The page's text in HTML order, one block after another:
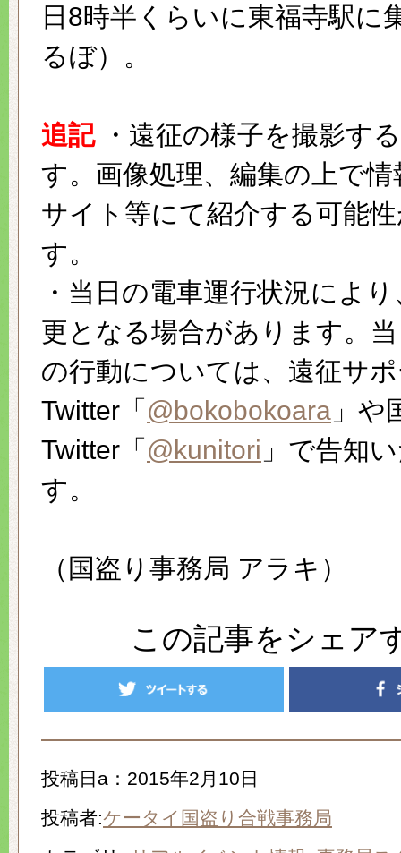
日8時半くらいに東福寺駅に
るぼ）。
追記・遠征の様子を撮影す
す。画像処理、編集の上で
サイト等にて紹介する可能
す。
・当日の電車運行状況によ
更となる場合があります。
の行動については、遠征サ
Twitter「 @bokobokoara 」や
Twitter「 @kunitori 」で告知
す。
（国盗り事務局 アラキ）
この記事をシェア
投稿日a：2015年2月10日
投稿者:ケータイ国盗り合戦事務局